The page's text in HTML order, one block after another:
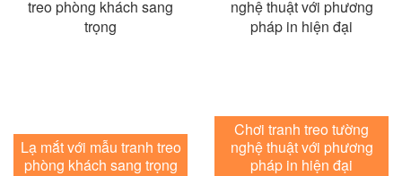
Lạ mắt với mẫu tranh treo
phòng khách sang trọng
Chơi tranh treo tường
nghệ thuật với phương
pháp in hiện đại